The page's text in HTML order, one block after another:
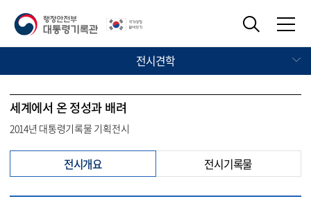
전시견학
세계에서 온 정성과 배려
2014년 대통령기록물 기획전시
전시개요 전시기록물